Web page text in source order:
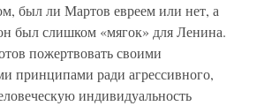
был ли Мартов евреем или нет, а
был слишком «мягок» для Ленина.
пожертвовать своими
принципами ради агрессивного,
индивидуальность